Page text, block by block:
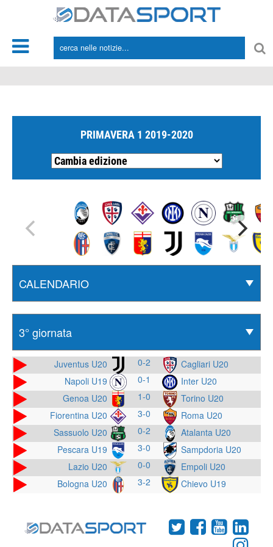
PRIMAVERA 1 2019-2020
Juventus U20 0-2
Cagliari U20
Napoli U19
0-1
Inter U20
Genoa U20
1-0
Torino U20
Fiorentina U20
3-0
Roma U20
Sassuolo U20
0-2
Atalanta U20
Pescara U19
3-0
Sampdoria U20
Lazio U20
0-0
Empoli U20
Bologna U20
3-2 Chievo U19